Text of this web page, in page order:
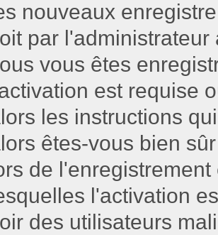
nouveaux
par
vous êtes
est requise
les instructions
êtes-vous bien
de
l'activation
des utilisateurs